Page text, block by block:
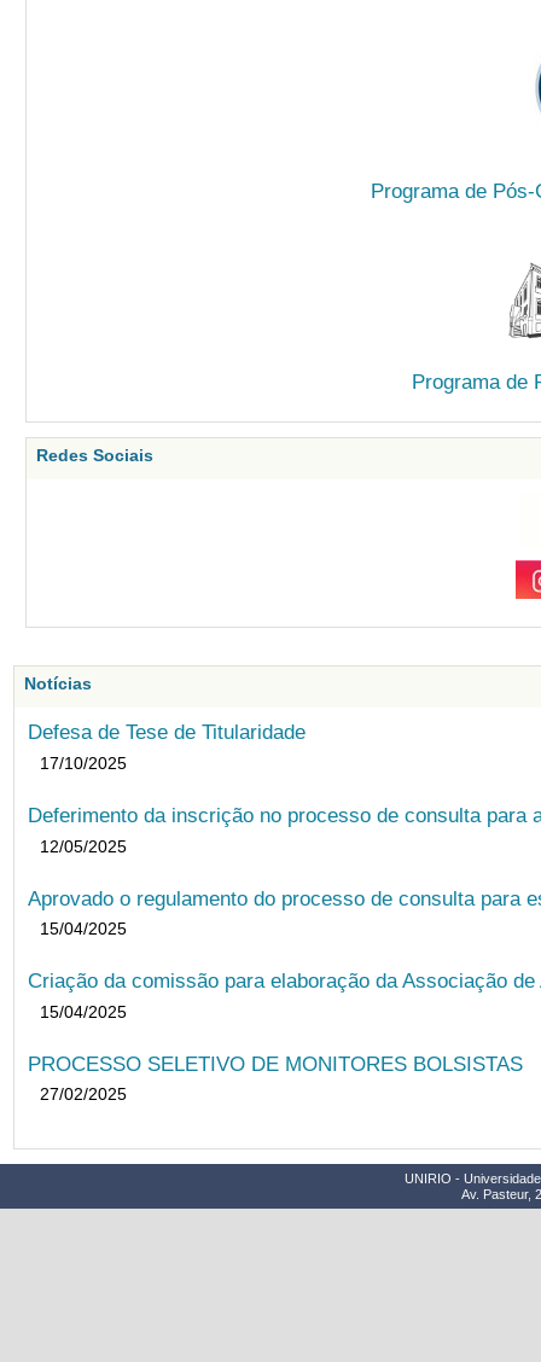
Programa de
Programa de
Redes Sociais
Notícias
Defesa de Tese de Titularidade
17/10/2025
Deferimento da inscrição no processo de consulta para
12/05/2025
Aprovado o regulamento do processo de consulta para
15/04/2025
Criação da comissão para elaboração da Associação
15/04/2025
PROCESSO SELETIVO DE MONITORES BOLSISTAS
27/02/2025
UNIRIO -
Av. Pasteur,